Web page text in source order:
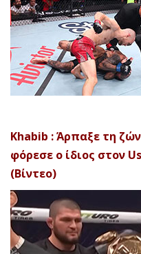
Khabib : Άρπαξε τη
φόρεσε ο ίδιος στον
(Βίντεο)